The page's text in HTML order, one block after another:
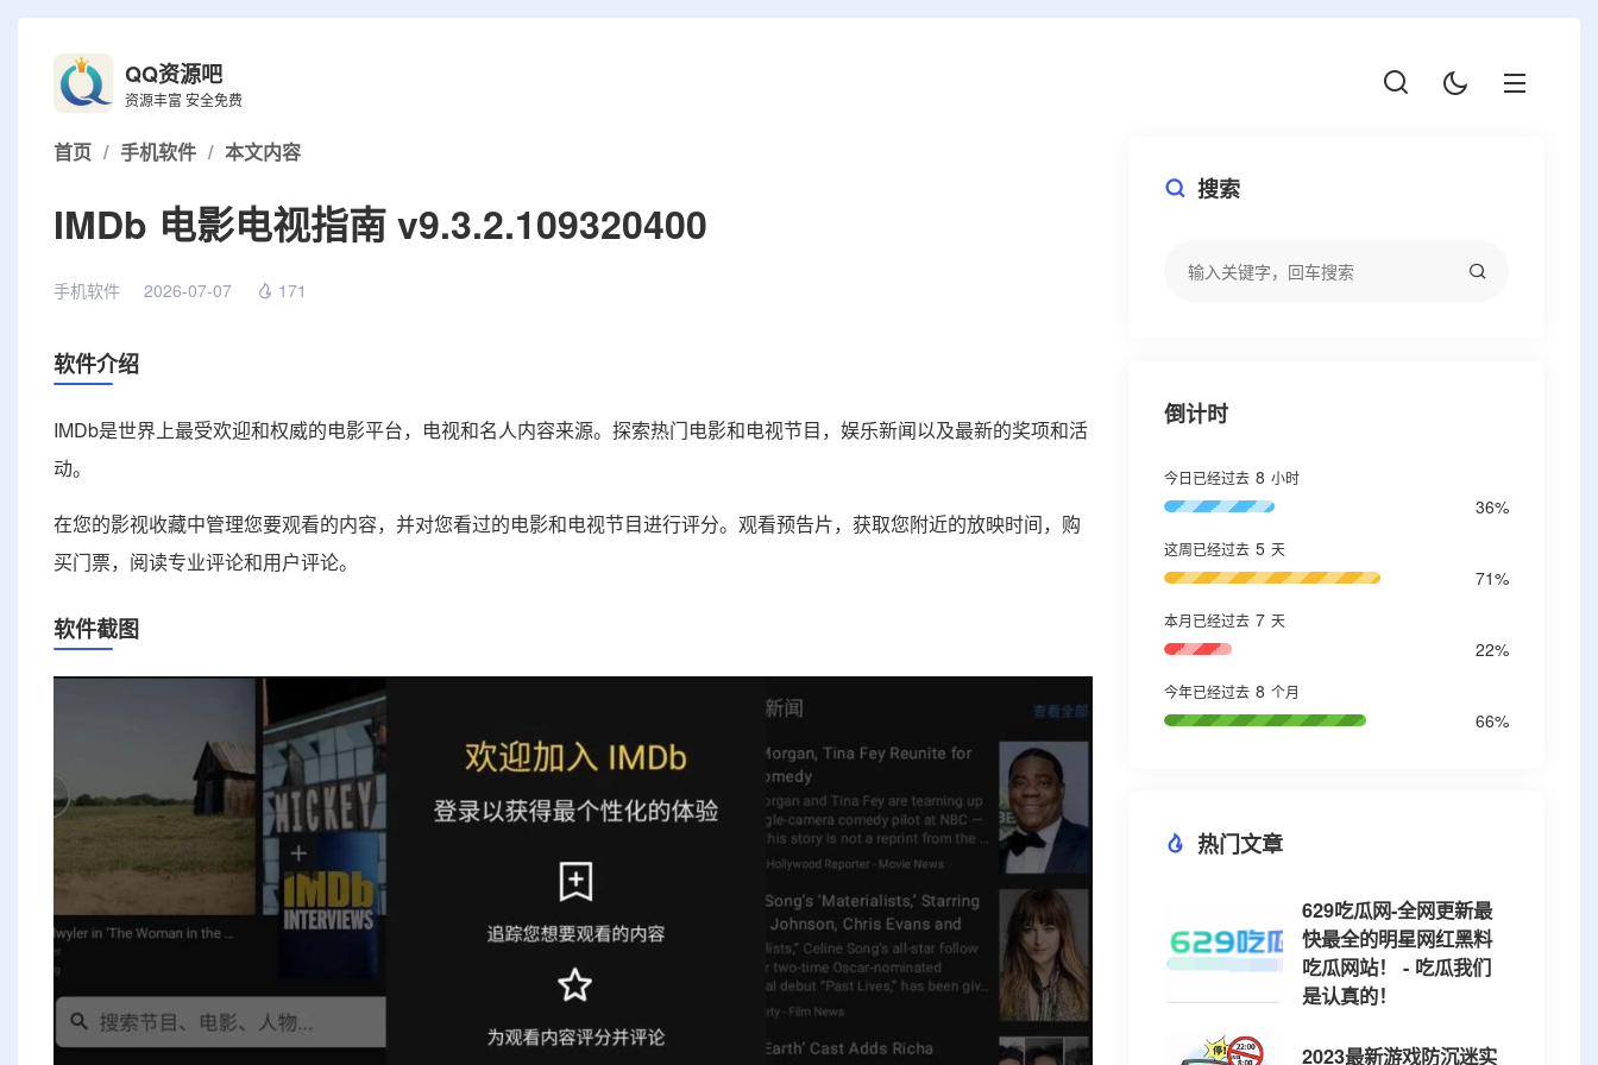
QQ资源吧
资源丰富 安全免费
首页 / 手机软件 / 本文内容
IMDb 电影电视指南 v9.3.2.109320400
手机软件 2026-07-07 171
软件介绍
IMDb是世界上最受欢迎和权威的电影平台，电视和名人内容来源。探索热门电影和电视节目，娱乐新闻以及最新的奖项和活
动。
在您的影视收藏中管理您要观看的内容，并对您看过的电影和电视节目进行评分。观看预告片，获取您附近的放映时间，购
买门票，阅读专业评论和用户评论。
软件截图
搜索
倒计时
今日已经过去 8 小时
36%
这周已经过去 5 天
71%
本月已经过去 7 天
22%
今年已经过去 8 个月
66%
热门文章
629吃瓜网-全网更新最
快最全的明星网红黑料
吃瓜网站！ - 吃瓜我们
是认真的！
2023最新游戏防沉迷实